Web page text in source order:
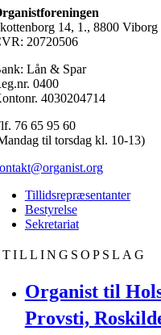
14, 1., 8800 Viborg
20720506
Lån & Spar
0400
4030204714
76 65 95 60
til torsdag kl. 10-13)
Tillidsrepræsentanter
Bestyrelse
Sekretariat
Organist til
Provsti,